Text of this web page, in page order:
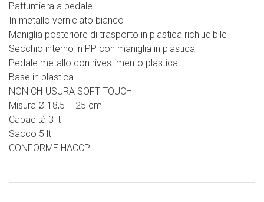
Pattumiera a pedale
In metallo verniciato bianco
Maniglia posteriore di trasporto in plastica richiudibile
Secchio interno in PP con maniglia in plastica
Pedale metallo con rivestimento plastica
Base in plastica
NON CHIUSURA SOFT TOUCH
Misura Ø 18,5 H 25 cm
Capacità 3 lt
Sacco 5 lt
CONFORME HACCP